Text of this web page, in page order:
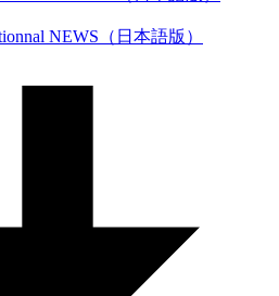
NEWS（日本語版）